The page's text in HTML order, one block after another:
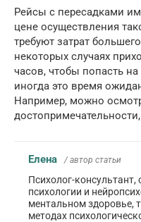
Рейсы с пересадками
цене осуществления
требуют затрат
некоторых случаях
часов, чтобы попасть
иногда это время
Например, можно
Елена / автор статьи
Психолог-консультант,
психологии и
ментальном здоровье,
методах